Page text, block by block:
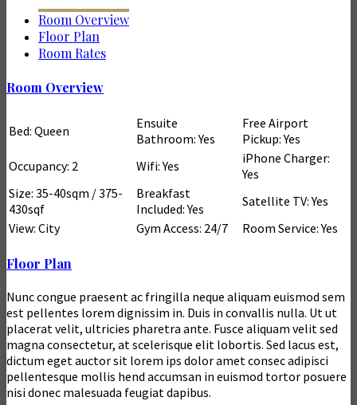
Room Overview
Floor Plan
Room Rates
Room Overview
Bed: Queen
Ensuite
Bathroom: Yes
Free Airport
Pickup: Yes
Occupancy: 2
Wifi: Yes
iPhone Charger:
Yes
Size: 35-40sqm / 375-
430sqf
Breakfast
Included: Yes
Satellite TV: Yes
View: City
Gym Access: 24/7 Room Service: Yes
Floor Plan
Nunc congue praesent ac fringilla neque aliquam euismod sem
est pellentes lorem dignissim in. Duis in convallis nulla. Ut ut
placerat velit, ultricies pharetra ante. Fusce aliquam velit sed
magna consectetur, at scelerisque elit lobortis. Sed lacus est,
dictum eget auctor sit lorem ips dolor amet consec adipisci
pellentesque mollis hend accumsan in euismod tortor posuere
nisi donec malesuada feugiat dapibus.